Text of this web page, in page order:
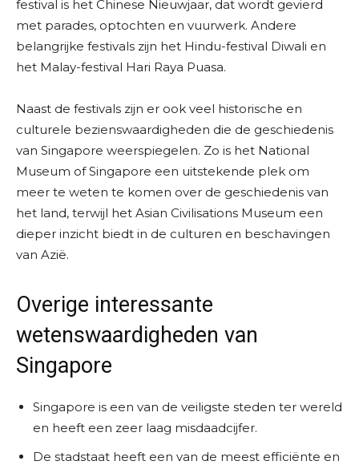
festival is het Chinese Nieuwjaar, dat wordt gevierd
met parades, optochten en vuurwerk. Andere
belangrijke festivals zijn het Hindu-festival Diwali en
het Malay-festival Hari Raya Puasa.
Naast de festivals zijn er ook veel historische en
culturele bezienswaardigheden die de geschiedenis
van Singapore weerspiegelen. Zo is het National
Museum of Singapore een uitstekende plek om
meer te weten te komen over de geschiedenis van
het land, terwijl het Asian Civilisations Museum een
dieper inzicht biedt in de culturen en beschavingen
van Azië.
Overige interessante
wetenswaardigheden van
Singapore
Singapore is een van de veiligste steden ter wereld
en heeft een zeer laag misdaadcijfer.
De stadstaat heeft een van de meest efficiënte en